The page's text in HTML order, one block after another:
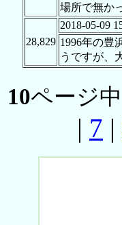
場所で無か
28,829
2018-05-09
1996年の豊
うですが、
10ページ中
| 7 |